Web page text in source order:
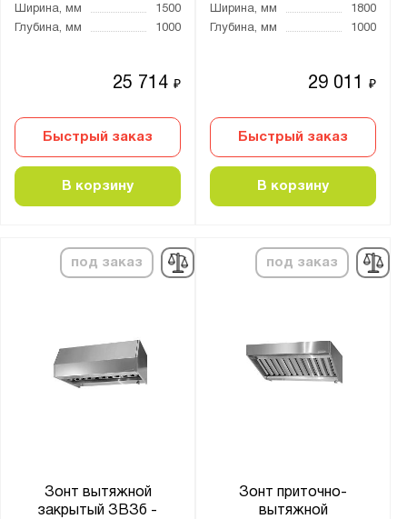
Ширина, мм
1500
Глубина, мм
1000
25 714₽
Быстрый заказ
В корзину
Ширина, мм
1800
Глубина, мм
1000
29 011₽
Быстрый заказ
В корзину
под заказ
Зонт вытяжной
закрытый ЗВЗб -
под заказ
Зонт приточно-
вытяжной